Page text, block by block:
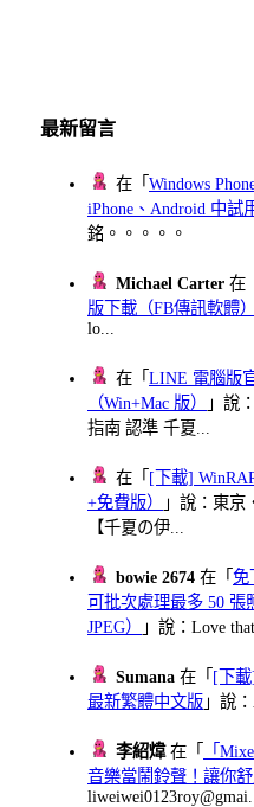
最新留言
在「Windows
iPhone、Android 中試
銘。。。。。
Michael Carter 在
版下載（FB傳訊軟體）
lo...
在「LINE 電腦版
（Win+Mac 版）
」說
指南 認準 千夏...
在「 [下載]
+免費版）
」說：東京
【千夏の伊...
bowie 2674 在「免
可批次處理最多 50 張
JPEG）
」說：Love
Sumana 在「 [下載
最新繁體中文版 」說
李紹煒在「
「
音樂當鬧鈴聲！讓你
liweiwei0123roy@gmai...